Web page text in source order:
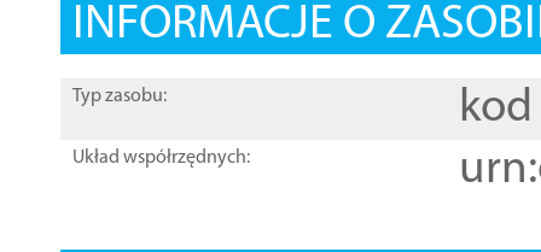
INFORMACJE O
Typ zasobu: kod
Układ współrzędnych: